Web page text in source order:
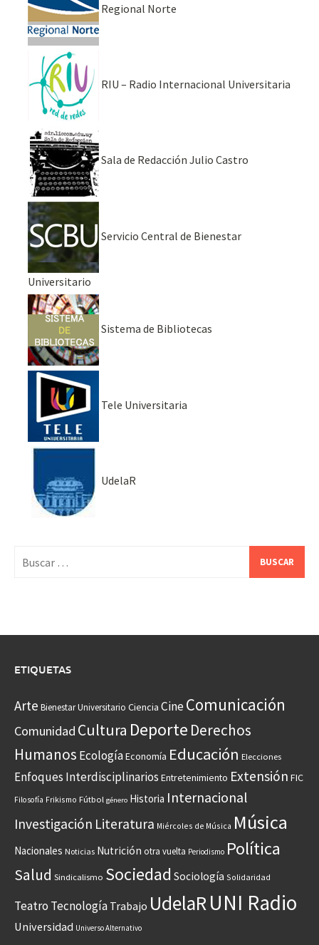
Regional Norte
RIU – Radio Internacional Universitaria
Sala de Redacción Julio Castro
Servicio Central de Bienestar
Universitario
Sistema de Bibliotecas
Tele Universitaria
UdelaR
ETIQUETAS
Arte Bienestar Universitario Ciencia CineComunicación
Comunidad Cultura Deporte Derechos
Humanos EcologíaEconomía Educación Elecciones
Enfoques Interdisciplinarios Entretenimiento Extensión FIC
Filosofía Frikismo Fútbol género Historia Internacional
Investigación Literatura Miércoles de Música Música
Nacionales Noticias Nutrición otra vuelta Periodismo Política
Salud Sindicalismo Sociedad Sociología Solidaridad
Teatro Tecnología Trabajo UdelaRUNI Radio
Universidad Universo Alternativo